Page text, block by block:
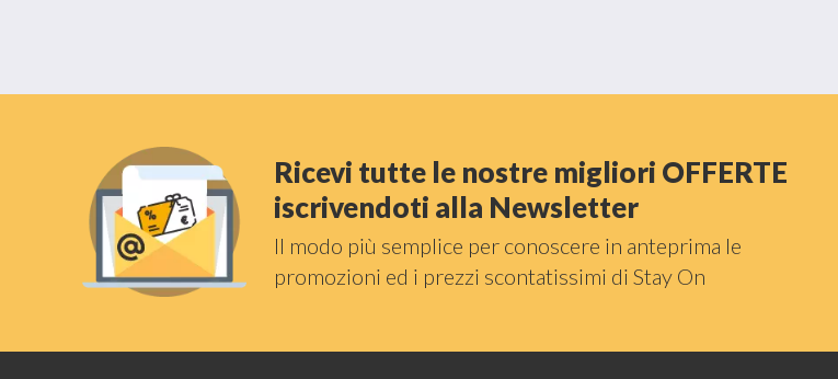
Ricevi tutte le nostre migliori OFFERTE
iscrivendoti alla Newsletter
Il modo più semplice per conoscere in anteprima le
promozioni ed i prezzi scontatissimi di Stay On